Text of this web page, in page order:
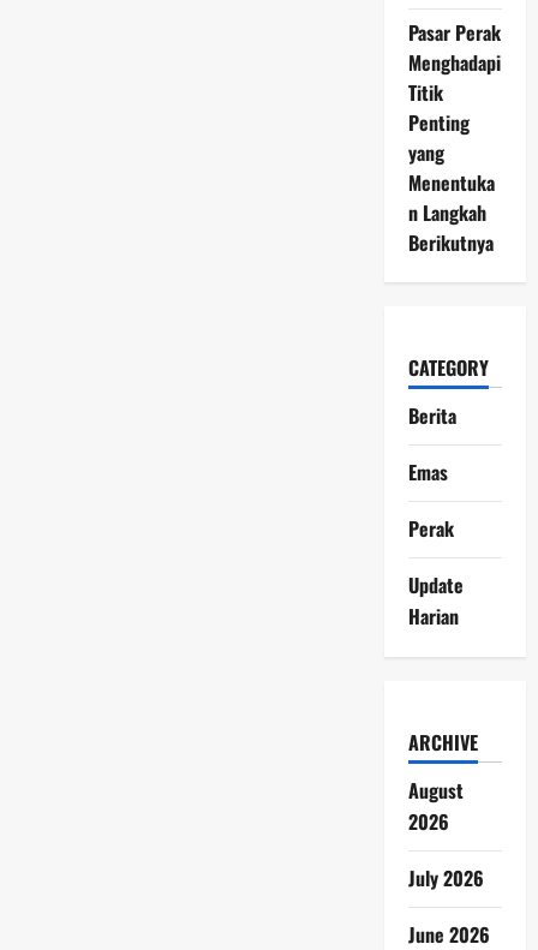
Pasar Perak
Menghadapi
Titik
Penting
yang
Menentuka
n Langkah
Berikutnya
CATEGORY
Berita
Emas
Perak
Update
Harian
ARCHIVE
August
2026
July 2026
June 2026